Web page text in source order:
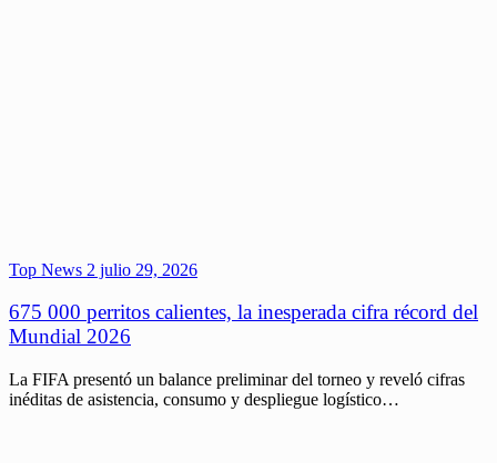
Top News 2 julio 29, 2026
675 000 perritos calientes, la inesperada cifra récord del
Mundial 2026
La FIFA presentó un balance preliminar del torneo y reveló cifras
inéditas de asistencia, consumo y despliegue logístico…